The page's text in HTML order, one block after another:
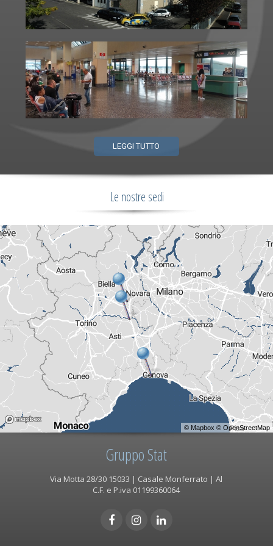
LEGGI TUTTO
Le nostre sedi
© Mapbox © OpenStreetMap
Gruppo Stat
Via Motta 28/30 15033 | Casale Monferrato | Al
C.F. e P.iva 01199360064